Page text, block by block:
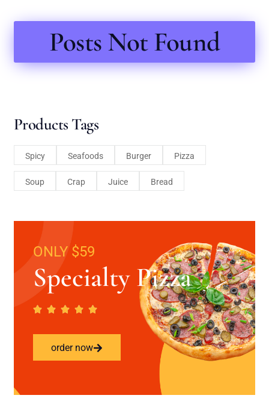
Posts Not Found
Products Tags
Spicy Seafoods Burger Pizza
Soup Crap Juice Bread
ONLY $59
Specialty Pizza
order now